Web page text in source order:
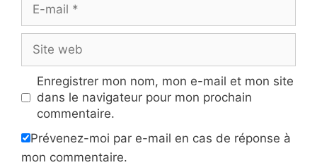
mail
web
Enregistrer mon nom, mon e-mail et mon site
dans le navigateur pour mon prochain
commentaire.
Prévenez-moi par e-mail en cas de réponse à
mon commentaire.